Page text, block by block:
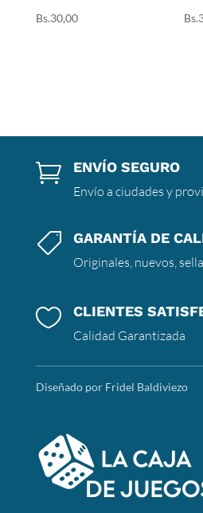
Bs.30,00 Bs.
 ENVÍO SEGURO
Envío a ciudades y
 GARANTÍA DE
Originales, nuevos,
 CLIENTES
Calidad Garantizada
Diseñado por Fridel Baldiviezo